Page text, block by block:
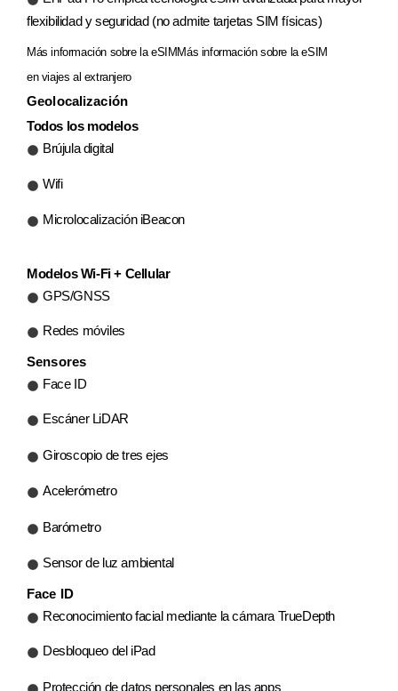
flexibilidad y seguridad (no admite tarjetas SIM físicas)
Más información sobre la eSIM Más información sobre la eSIM
en viajes al extranjero
Geolocalización
Todos los modelos
Brújula digital
Wifi
Microlocalización iBeacon
Modelos Wi‑Fi + Cellular
GPS/GNSS
Redes móviles
Sensores
Face ID
Escáner LiDAR
Giroscopio de tres ejes
Acelerómetro
Barómetro
Sensor de luz ambiental
Face ID
Reconocimiento facial mediante la cámara TrueDepth
Desbloqueo del iPad
Protección de datos personales en las apps